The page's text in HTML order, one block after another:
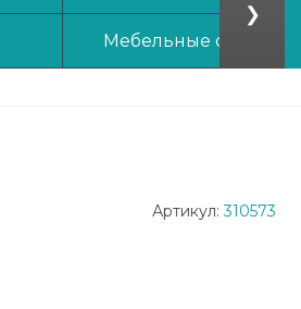
Мебельные стенки
❯
Артикул:310573